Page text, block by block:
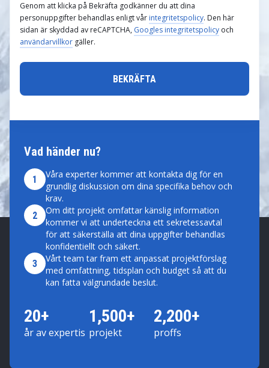
Vad händer nu?
1
Våra experter kommer att kontakta dig för en
grundlig diskussion om dina specifika behov och
krav.
2
Om ditt projekt omfattar känslig information
kommer vi att underteckna ett sekretessavtal
för att säkerställa att dina uppgifter behandlas
konfidentiellt och säkert.
3
Vårt team tar fram ett anpassat projektförslag
med omfattning, tidsplan och budget så att du
kan fatta välgrundade beslut.
20+
år av expertis
1,500+
projekt
2,200+
proffs
Genom att klicka på Bekräfta godkänner du att dina
personuppgifter behandlas enligt vår integritetspolicy. Den här
sidan är skyddad av reCAPTCHA, Googles integritetspolicy och
användarvillkor gäller.